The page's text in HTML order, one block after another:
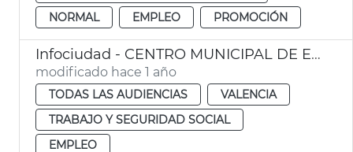
NORMAL
EMPLEO PROMOCIÓN
Infociudad - CENTRO MUNICIPAL DE EMPLEO Y FORMACIÓN CASTILLA Y MAGUNCIA
modificado hace 1 año
TODAS LAS AUDIENCIAS
VALENCIA
TRABAJO Y SEGURIDAD SOCIAL
EMPLEO